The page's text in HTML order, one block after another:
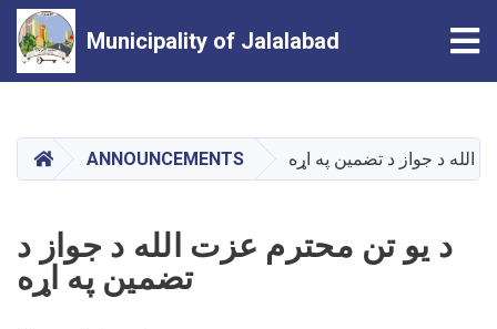
main
content
Municipality of Jalalabad
HOMEANNOUNCEMENTS الله د جواز د تضمین په اړه
د یو تن محترم عزت الله د جواز د
تضمین په اړه